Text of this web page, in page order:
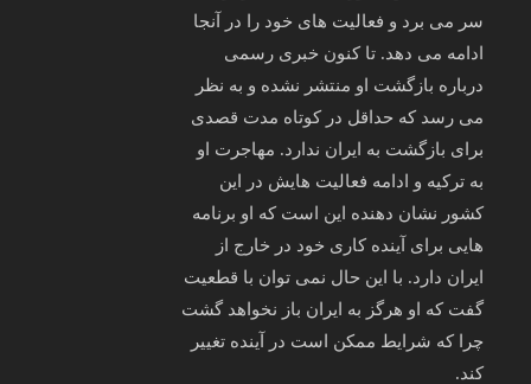
سر می‌ برد و فعالیت‌ های خود را در آنجا
ادامه می‌ دهد. تا کنون خبری رسمی
درباره بازگشت او منتشر نشده و به نظر
می‌ رسد که حداقل در کوتاه‌ مدت قصدی
برای بازگشت به ایران ندارد. مهاجرت او
به ترکیه و ادامه فعالیت‌ هایش در این
کشور نشان‌ دهنده این است که او برنامه‌
هایی برای آینده کاری خود در خارج از
ایران دارد. با این حال نمی‌ توان با قطعیت
گفت که او هرگز به ایران باز نخواهد گشت
چرا که شرایط ممکن است در آینده تغییر
کند.